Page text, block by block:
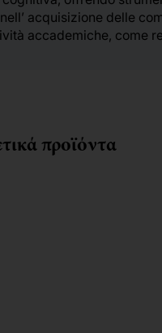
acquisizione delle
accademiche, come
προϊόντα